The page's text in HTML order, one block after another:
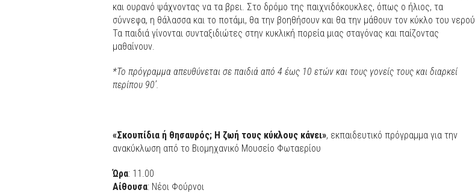
και ουρανό ψάχνοντας να τα βρει. Στο δρόμο της παιχνιδόκουκλες, όπως ο ήλιος, τα
σύννεφα, η θάλασσα και το ποτάμι, θα την βοηθήσουν και θα την μάθουν τον κύκλο του νερού.
Τα παιδιά γίνονται συνταξιδιώτες στην κυκλική πορεία μιας σταγόνας και παίζοντας
μαθαίνουν.
*Το πρόγραμμα απευθύνεται σε παιδιά από 4 έως 10 ετών και τους γονείς τους και διαρκεί
περίπου 90’.
«Σκουπίδια ή θησαυρός; Η ζωή τους κύκλους κάνει», εκπαιδευτικό πρόγραμμα για την
ανακύκλωση από το Βιομηχανικό Μουσείο Φωταερίου
Ώρα: 11.00
Αίθουσα: Νέοι Φούρνοι